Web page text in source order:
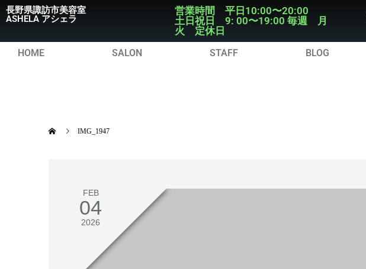
長野県諏訪市美容室
ASHELA アシェラ
営業時間 平日10:00〜20:00
土日祝日 9: 00〜19:00 毎週 月
火 定休日
HOME SALON STAFF BLOG
IMG_1947
FEB
04
2026